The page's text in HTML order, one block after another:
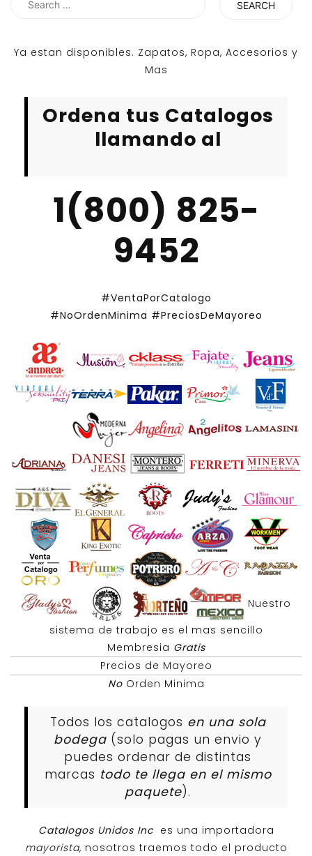
Ya estan disponibles. Zapatos, Ropa, Accesorios y
Mas
Ordena tus Catalogos
llamando al
1(800) 825-
9452
#VentaPorCatalogo
#NoOrdenMinima #PreciosDeMayoreo
Nuestro
sistema de trabajo es el mas sencillo
Membresia Gratis
Precios de Mayoreo
NoOrden Minima
Todos los catalogos en una sola
bodega (solo pagas un envio y
puedes ordenar de distintas
marcas todo te llega en el mismo
paquete).
Catalogos Unidos Inc es una importadora
mayorista, nosotros traemos todo el producto